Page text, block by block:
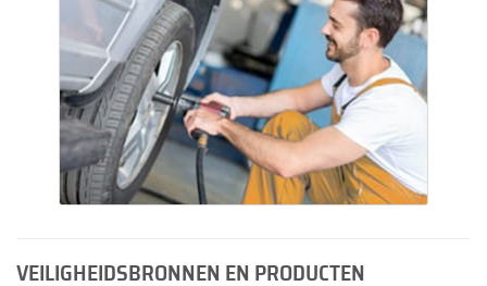
VEILIGHEIDSBRONNEN EN PRODUCTEN